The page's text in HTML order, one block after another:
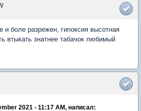
и боле разрежен, гипоксия высотная
втыкать знатнее табачок любимый
2021 - 11:17 AM, написал: